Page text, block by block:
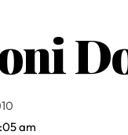
am